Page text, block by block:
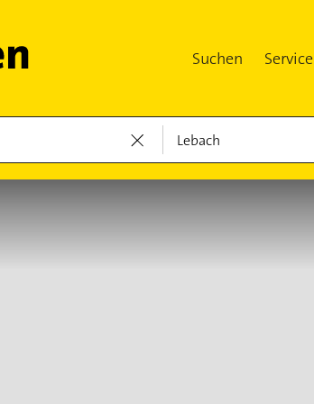
Suchen Service